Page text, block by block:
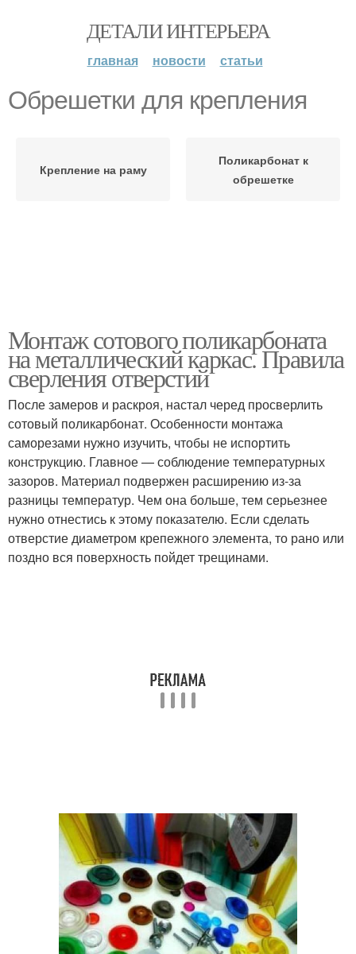
ДЕТАЛИ ИНТЕРЬЕРА
главная новости статьи
Обрешетки для крепления
Крепление на раму
Поликарбонат к
обрешетке
Монтаж сотового поликарбоната
на металлический каркас. Правила
сверления отверстий
После замеров и раскроя, настал черед просверлить
сотовый поликарбонат. Особенности монтажа
саморезами нужно изучить, чтобы не испортить
конструкцию. Главное — соблюдение температурных
зазоров. Материал подвержен расширению из-за
разницы температур. Чем она больше, тем серьезнее
нужно отнестись к этому показателю. Если сделать
отверстие диаметром крепежного элемента, то рано или
поздно вся поверхность пойдет трещинами.